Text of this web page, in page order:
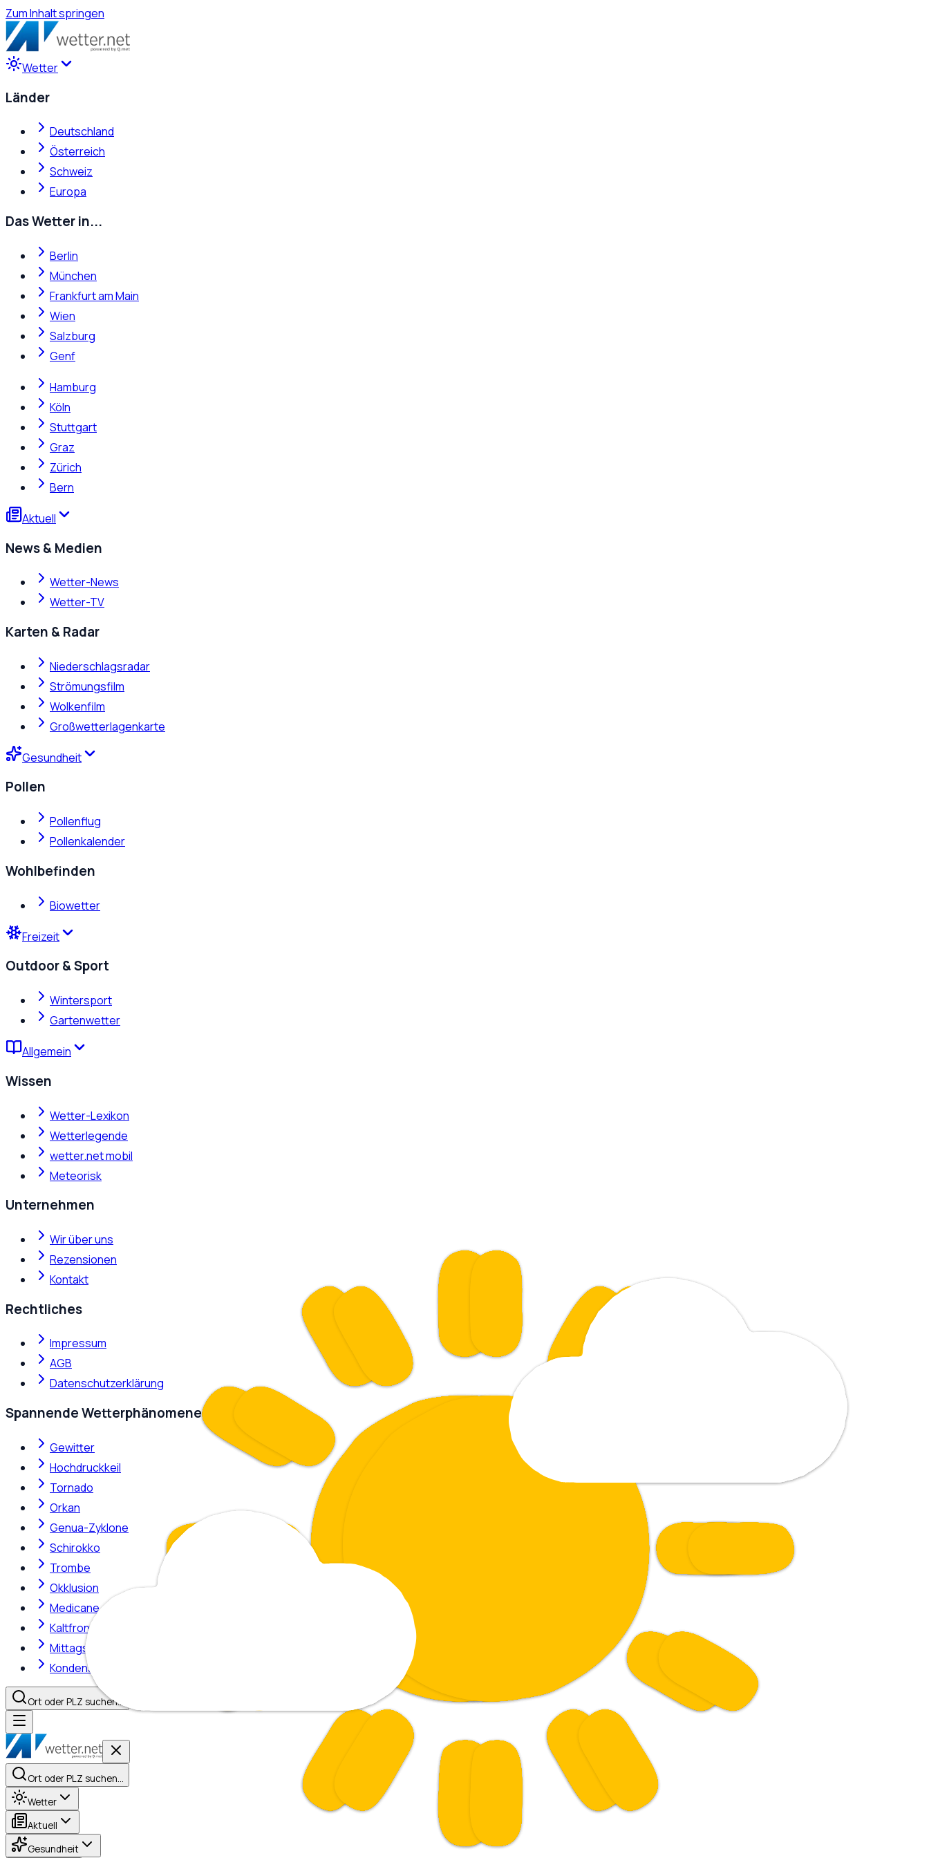
Zum Inhalt springen
Wetter
Länder
Deutschland
Österreich
Schweiz
Europa
Das Wetter in...
Berlin
München
Frankfurt am Main
Wien
Salzburg
Genf
Hamburg
Köln
Stuttgart
Graz
Zürich
Bern
Aktuell
News & Medien
Wetter-News
Wetter-TV
Karten & Radar
Niederschlagsradar
Strömungsfilm
Wolkenfilm
Großwetterlagenkarte
Gesundheit
Pollen
Pollenflug
Pollenkalender
Wohlbefinden
Biowetter
Freizeit
Outdoor & Sport
Wintersport
Gartenwetter
Allgemein
Wissen
Wetter-Lexikon
Wetterlegende
wetter.net mobil
Meteorisk
Unternehmen
Wir über uns
Rezensionen
Kontakt
Rechtliches
Impressum
AGB
Datenschutzerklärung
Spannende Wetterphänomene
Gewitter
Hochdruckkeil
Tornado
Orkan
Genua-Zyklone
Schirokko
Trombe
Okklusion
Medicane
Kaltfront
Mittagshitze
Kondensstreifen
Ort oder PLZ suchen…
Ort oder PLZ suchen…
Wetter
Aktuell
Gesundheit